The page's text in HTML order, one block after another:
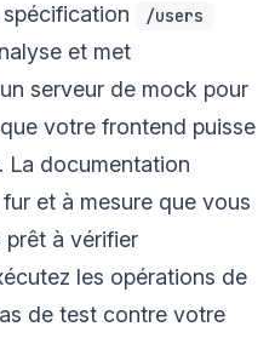
/users
et met
serveur de mock pour
votre frontend puisse
La documentation
et à mesure que vous
prêt à vérifier
les opérations de
de test contre votre